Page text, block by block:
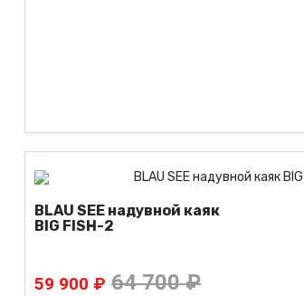
BLAU SEE надувной каяк
BIG FISH-2
59 900 ₽ 64 700 ₽